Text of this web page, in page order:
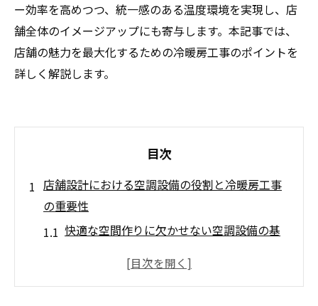
ー効率を高めつつ、統一感のある温度環境を実現し、店
舗全体のイメージアップにも寄与します。本記事では、
店舗の魅力を最大化するための冷暖房工事のポイントを
詳しく解説します。
目次
店舗設計における空調設備の役割と冷暖房工事
の重要性
快適な空間作りに欠かせない空調設備の基
店舗設計と統合する空調設備の選定ポイン